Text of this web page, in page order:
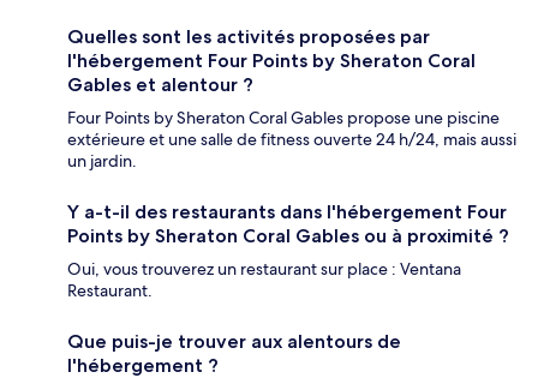
Quelles sont les activités proposées par
l'hébergement Four Points by Sheraton Coral
Gables et alentour ?
Four Points by Sheraton Coral Gables propose une piscine
extérieure et une salle de fitness ouverte 24 h/24, mais aussi
un jardin.
Y a-t-il des restaurants dans l'hébergement Four
Points by Sheraton Coral Gables ou à proximité ?
Oui, vous trouverez un restaurant sur place : Ventana
Restaurant.
Que puis-je trouver aux alentours de
l'hébergement ?